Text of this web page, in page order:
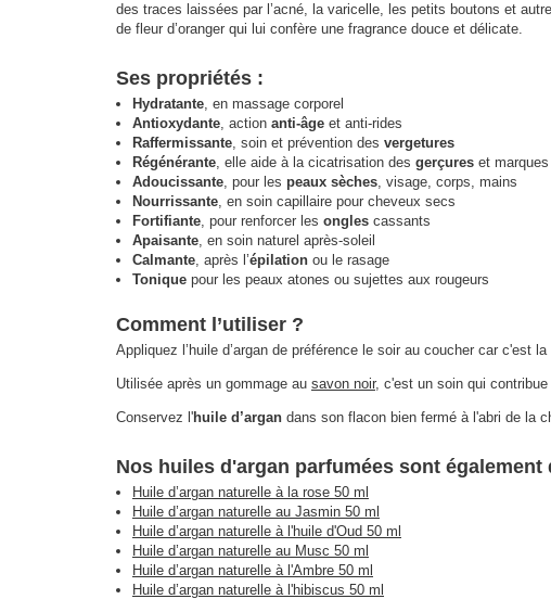
des traces laissées par l’acné, la varicelle, les petits boutons et
de fleur d’oranger qui lui confère une fragrance douce et délicate.
Ses propriétés :
Hydratante, en massage corporel
Antioxydante, action anti-âge et anti-rides
Raffermissante, soin et prévention des vergetures
Régénérante, elle aide à la cicatrisation des gerçures et
Adoucissante, pour les peaux sèches, visage, corps, mains
Nourrissante, en soin capillaire pour cheveux secs
Fortifiante, pour renforcer les ongles cassants
Apaisante, en soin naturel après-soleil
Calmante, après l’épilation ou le rasage
Tonique pour les peaux atones ou sujettes aux rougeurs
Comment l’utiliser ?
Appliquez l’huile d’argan de préférence le soir au coucher car c'est
Utilisée après un gommage au savon noir, c'est un soin qui
Conservez l'huile d’argan dans son flacon bien fermé à l'abri de la
Nos huiles d'argan parfumées sont
Huile d’argan naturelle à la rose 50 ml
Huile d’argan naturelle au Jasmin 50 ml
Huile d’argan naturelle à l'huile d'Oud 50 ml
Huile d’argan naturelle au Musc 50 ml
Huile d’argan naturelle à l'Ambre 50 ml
Huile d’argan naturelle à l'hibiscus 50 ml